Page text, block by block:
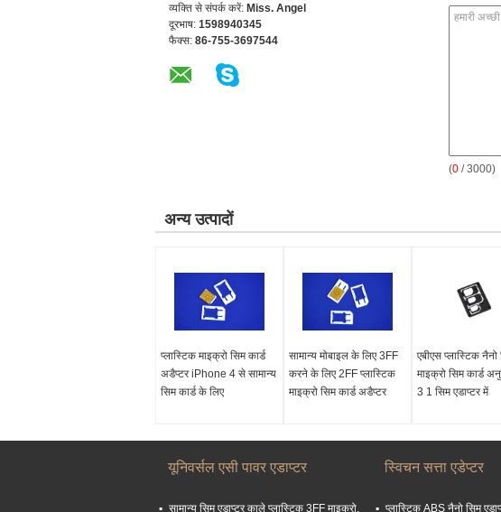
व्यक्ति से संपर्क करें: Miss. Angel
दूरभाष: 1598940345
फैक्स: 86-755-3697544
(0 / 3000)
अन्य उत्पादों
प्लास्टिक माइक्रो सिम कार्ड
अडैप्टर iPhone 4 से सामान्य
सिम कार्ड के लिए
सामान्य मोबाइल के लिए 3FF
करने के लिए 2FF प्लास्टिक
माइक्रो सिम कार्ड अडैप्टर
एबीएस प्लास्टिक
माइक्रो सिम कार्ड
3 1 सिम एडाप्टर में
यूनिवर्सल एसी पावर एडाप्टर
सामान्य सिम एडाप्टर काले प्लास्टिक 3FF माइक्रो,
स्विचन सत्ता एडेप्टर
प्लास्टिक ABS नैनो सिम